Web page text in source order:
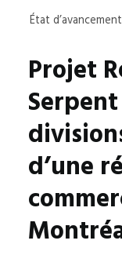
État
Projet
d’une